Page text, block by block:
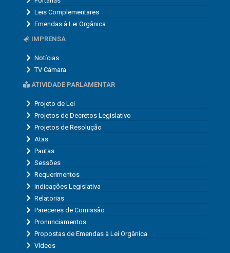
Leis Complementares
Emendas à Lei Orgânica
IMPRENSA
Notícias
TV Câmara
ATIVIDADE PARLAMENTAR
Projeto de Lei
Projetos de Decretos Legislativo
Projetos de Resolução
Atas
Pautas
Sessões
Requerimentos
Indicações Legislativa
Relatorias
Pareceres de Comissão
Pronunciamentos
Propostas de Emendas à Lei Orgânica
Vídeos